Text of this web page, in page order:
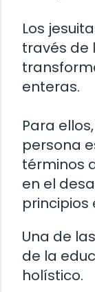
Los
través de
enteras.
Para
persona
términos
en el
principios
Una de
de la
holístico.